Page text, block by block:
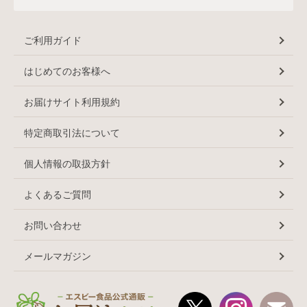
ご利用ガイド
はじめてのお客様へ
お届けサイト利用規約
特定商取引法について
個人情報の取扱方針
よくあるご質問
お問い合わせ
メールマガジン